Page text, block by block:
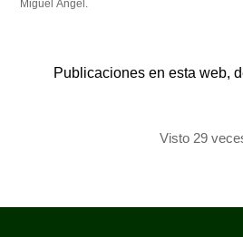
Miguel Ángel.
Publicaciones en esta web,
Visto 29